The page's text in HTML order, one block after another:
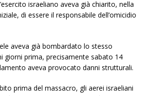
israeliano aveva già chiarito, nella
di essere il responsabile dell’omicidio
aveva già bombardato lo stesso
giorni prima, precisamente sabato 14
aveva provocato danni strutturali.
prima del massacro, gli aerei israeliani